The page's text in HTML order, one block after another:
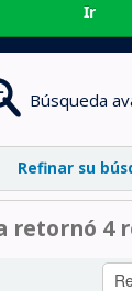
Ir
Búsqueda
Refinar su
retornó 4